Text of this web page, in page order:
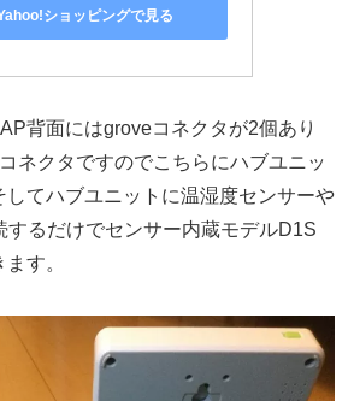
ショッピングで見る
背面にはgroveコネクタが2個あり
ネクタですのでこちらにハブユニッ
してハブユニットに温湿度センサーや
するだけでセンサー内蔵モデルD1S
す。